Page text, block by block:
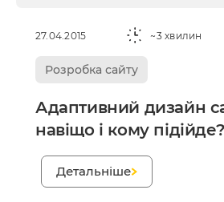
27.04.2015 ~3 хвилин
Розробка сайту
Адаптивний дизайн
навіщо і кому підійде?
Детальніше